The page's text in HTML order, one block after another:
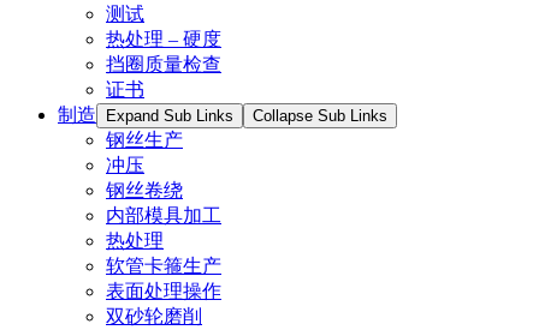
测试
热处理 – 硬度
挡圈质量检查
证书
制造
Expand Sub Links Collapse Sub Links
钢丝生产
冲压
钢丝卷绕
内部模具加工
热处理
软管卡箍生产
表面处理操作
双砂轮磨削